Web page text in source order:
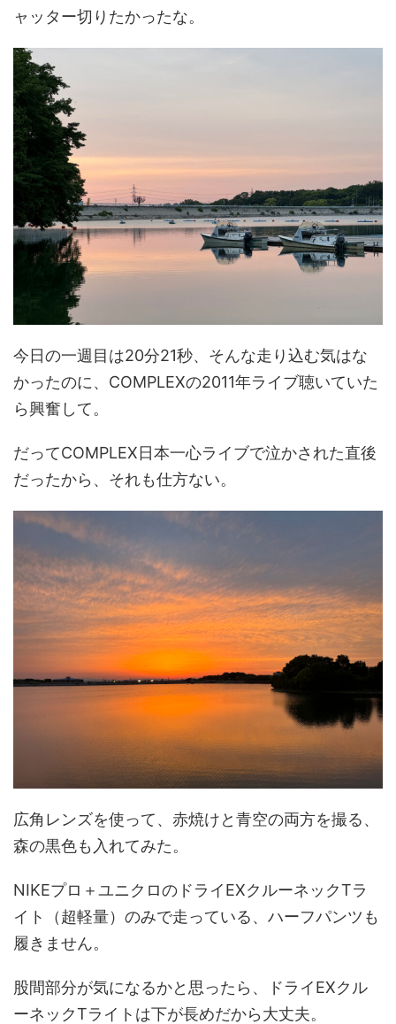
ャッター切りたかったな。
今日の一週目は20分21秒、そんな走り込む気はな
かったのに、COMPLEXの2011年ライブ聴いていた
ら興奮して。
だってCOMPLEX日本一心ライブで泣かされた直後
だったから、それも仕方ない。
広角レンズを使って、赤焼けと青空の両方を撮る、
森の黒色も入れてみた。
NIKEプロ＋ユニクロのドライEXクルーネックTラ
イト（超軽量）のみで走っている、ハーフパンツも
履きません。
股間部分が気になるかと思ったら、ドライEXクル
ーネックTライトは下が長めだから大丈夫。